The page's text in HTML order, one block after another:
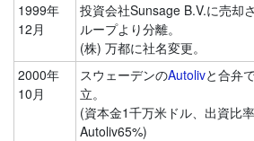
1999年
12月
投資会社Sunsage B.V.に売却
ループより分離。
(株) 万都に社名変更。
2000年
10月
スウェーデンのAutolivと合弁
立。
(資本金1千万米ドル、出資比率
Autoliv65%)